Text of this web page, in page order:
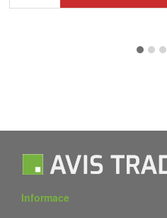
Informace